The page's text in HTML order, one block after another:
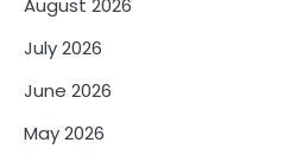
August 2026
July 2026
June 2026
May 2026